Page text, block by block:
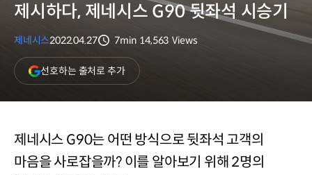
제시하다, 제네시스 G90 뒷좌석 시승기
제네시스2022.04.27
7min 14,563 Views
선호하는 출처로 추가(새
창
열림)
제네시스 G90는 어떤 방식으로 뒷좌석 고객의
마음을 사로잡을까? 이를 알아보기 위해 2명의